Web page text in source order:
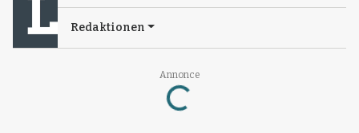
Annonce
Loading...
Redaktionen